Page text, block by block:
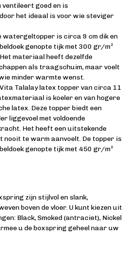
goed en is
het ideaal is voor wie steviger
watergeltopper is circa 9 cm dik en
genopte tijk met 300 gr/m²
materiaal heeft dezelfde
als traagschuim, maar voelt
minder warmte wenst.
Vita Talalay latex topper van circa 11
is koeler en van hogere
latex. Deze topper biedt een
liggevoel met voldoende
Het heeft een uitstekende
te warm aanvoelt. De topper is
genopte tijk met 450 gr/m²
zijn stijlvol en slank,
boven de vloer. U kunt kiezen uit
Black, Smoked (antraciet), Nickel
u de boxspring geheel naar uw